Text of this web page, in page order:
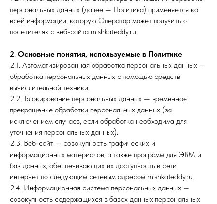
персональных данных (далее — Политика) применяется ко
всей информации, которую Оператор может получить о
посетителях с веб-сайта mishkateddy.ru.
2. Основные понятия, используемые в Политике
2.1. Автоматизированная обработка персональных данных —
обработка персональных данных с помощью средств
вычислительной техники.
2.2. Блокирование персональных данных — временное
прекращение обработки персональных данных (за
исключением случаев, если обработка необходима для
уточнения персональных данных).
2.3. Веб-сайт — совокупность графических и
информационных материалов, а также программ для ЭВМ и
баз данных, обеспечивающих их доступность в сети
интернет по следующим сетевым адресом mishkateddy.ru.
2.4. Информационная система персональных данных —
совокупность содержащихся в базах данных персональных